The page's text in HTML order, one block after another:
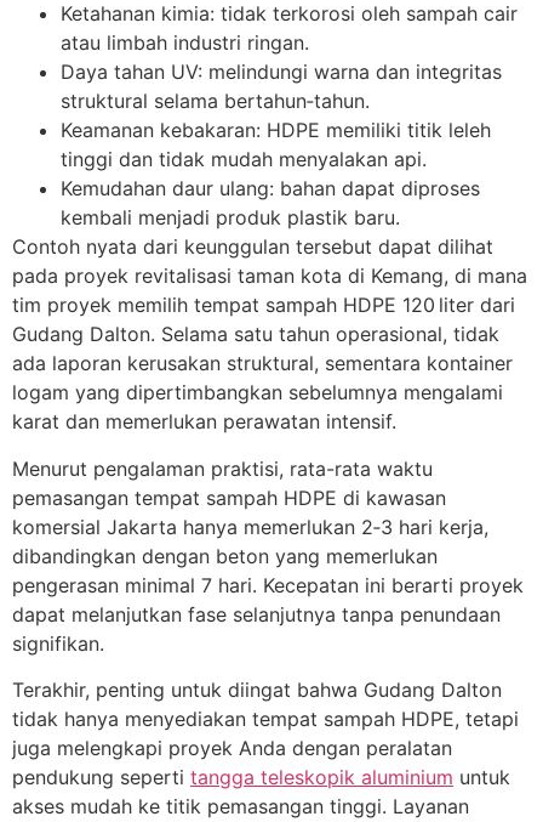
Ketahanan kimia: tidak terkorosi oleh sampah cair
atau limbah industri ringan.
Daya tahan UV: melindungi warna dan integritas
struktural selama bertahun‑tahun.
Keamanan kebakaran: HDPE memiliki titik leleh
tinggi dan tidak mudah menyalakan api.
Kemudahan daur ulang: bahan dapat diproses
kembali menjadi produk plastik baru.
Contoh nyata dari keunggulan tersebut dapat dilihat
pada proyek revitalisasi taman kota di Kemang, di mana
tim proyek memilih tempat sampah HDPE 120 liter dari
Gudang Dalton. Selama satu tahun operasional, tidak
ada laporan kerusakan struktural, sementara kontainer
logam yang dipertimbangkan sebelumnya mengalami
karat dan memerlukan perawatan intensif.
Menurut pengalaman praktisi, rata-rata waktu
pemasangan tempat sampah HDPE di kawasan
komersial Jakarta hanya memerlukan 2‑3 hari kerja,
dibandingkan dengan beton yang memerlukan
pengerasan minimal 7 hari. Kecepatan ini berarti proyek
dapat melanjutkan fase selanjutnya tanpa penundaan
signifikan.
Terakhir, penting untuk diingat bahwa Gudang Dalton
tidak hanya menyediakan tempat sampah HDPE, tetapi
juga melengkapi proyek Anda dengan peralatan
pendukung seperti tangga teleskopik aluminium untuk
akses mudah ke titik pemasangan tinggi. Layanan